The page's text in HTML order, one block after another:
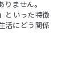
ません。
といった特徴
活にどう関係